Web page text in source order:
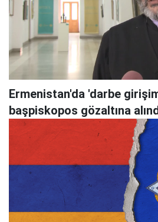
Ermenistan'da 'darbe
başpiskopos gözaltına